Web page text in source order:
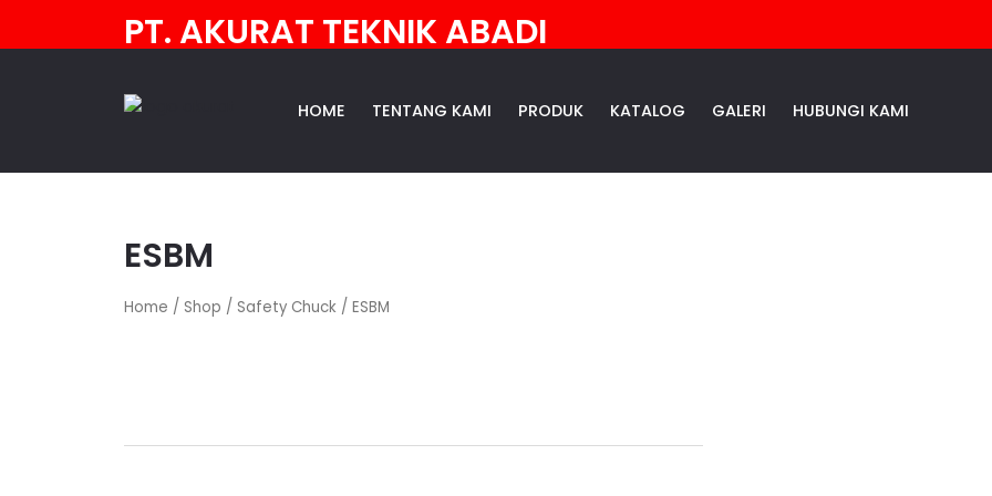
PT. AKURAT TEKNIK ABADI
HOME TENTANG KAMI PRODUK KATALOG GALERI HUBUNGI KAMI
ESBM
Home / Shop / Safety Chuck / ESBM